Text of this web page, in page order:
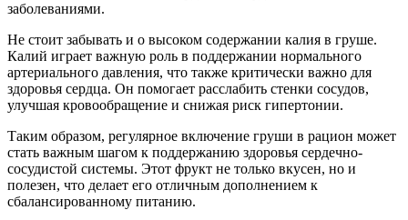
заболеваниями.
Не стоит забывать и о высоком содержании калия в груше.
Калий играет важную роль в поддержании нормального
артериального давления, что также критически важно для
здоровья сердца. Он помогает расслабить стенки сосудов,
улучшая кровообращение и снижая риск гипертонии.
Таким образом, регулярное включение груши в рацион может
стать важным шагом к поддержанию здоровья сердечно-
сосудистой системы. Этот фрукт не только вкусен, но и
полезен, что делает его отличным дополнением к
сбалансированному питанию.